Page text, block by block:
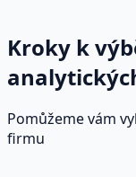
Kroky k
Pomůžeme vám
firmu